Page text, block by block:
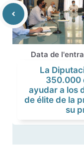
Data de
La
350.000
ayudar a los
de élite de la
su